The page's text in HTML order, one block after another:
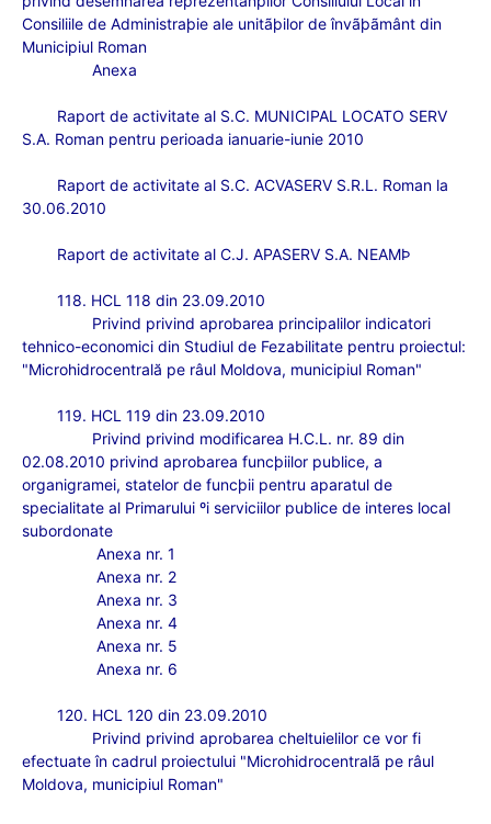
Consiliile de Administraþie ale unitãþilor de învãþãmânt din
Municipiul Roman
Anexa
Raport de activitate al S.C. MUNICIPAL LOCATO SERV
S.A. Roman pentru perioada ianuarie-iunie 2010
Raport de activitate al S.C. ACVASERV S.R.L. Roman la
30.06.2010
Raport de activitate al C.J. APASERV S.A. NEAMÞ
118. HCL 118 din 23.09.2010
Privind privind aprobarea principalilor indicatori
tehnico-economici din Studiul de Fezabilitate pentru proiectul:
"Microhidrocentrală pe râul Moldova, municipiul Roman"
119. HCL 119 din 23.09.2010
Privind privind modificarea H.C.L. nr. 89 din
02.08.2010 privind aprobarea funcþiilor publice, a
organigramei, statelor de funcþii pentru aparatul de
specialitate al Primarului ºi serviciilor publice de interes local
subordonate
Anexa nr. 1
Anexa nr. 2
Anexa nr. 3
Anexa nr. 4
Anexa nr. 5
Anexa nr. 6
120. HCL 120 din 23.09.2010
Privind privind aprobarea cheltuielilor ce vor fi
efectuate în cadrul proiectului "Microhidrocentralã pe râul
Moldova, municipiul Roman"